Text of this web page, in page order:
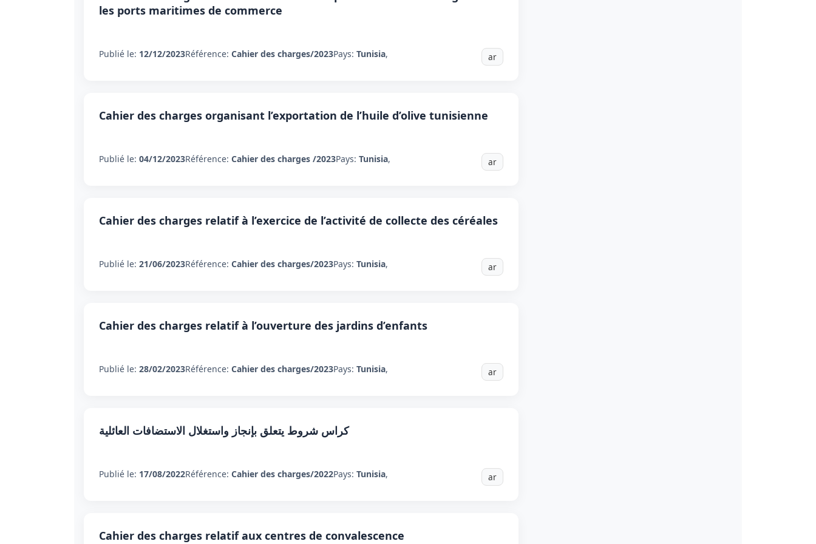
les ports maritimes de commerce
Publié le: 12/12/2023Référence: Cahier des charges/2023Pays: Tunisia, ar
Cahier des charges organisant l’exportation de l’huile d’olive tunisienne
Publié le: 04/12/2023Référence: Cahier des charges /2023Pays: Tunisia, ar
Cahier des charges relatif à l’exercice de l’activité de collecte des céréales
Publié le: 21/06/2023Référence: Cahier des charges/2023Pays: Tunisia, ar
Cahier des charges relatif à l’ouverture des jardins d’enfants
Publié le: 28/02/2023Référence: Cahier des charges/2023Pays: Tunisia, ar
کراس شروط يتعلق بإنجاز واستغلال الاستضافات العائلية
Publié le: 17/08/2022Référence: Cahier des charges/2022Pays: Tunisia, ar
Cahier des charges relatif aux centres de convalescence